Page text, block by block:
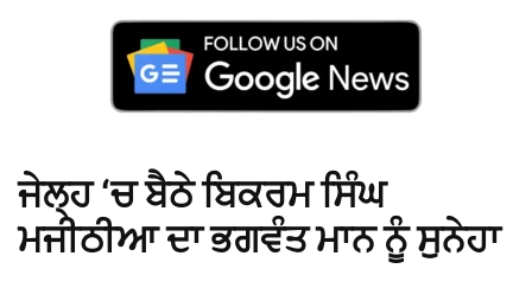
ਜੇਲ੍ਹ ‘ਚ ਬੈਠੇ ਬਿਕਰਮ ਸਿੰਘ
ਮਜੀਠੀਆ ਦਾ ਭਗਵੰਤ ਮਾਨ ਨੂੰ ਸੁਨੇਹਾ